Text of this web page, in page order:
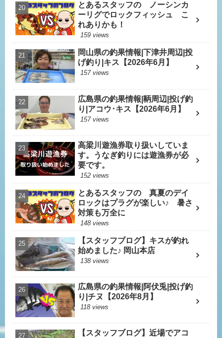
とあるスタッフの ノーシンカ
ーリグでロックフィッシュ こ
れありかも！
159 views
岡山県の釣果情報|下津井周辺|投
げ釣り|キス【2026年6月】
157 views
広島県の釣果情報|鞆周辺|投げ釣
り|アコウ･キス【2026年6月】
157 views
高梁川遊漁券取り扱いしていま
す。うなぎ釣りには遊漁券が必
要です。
152 views
とあるスタッフの 真夏のデイ
ロックはプラグが楽しい♪ 暑さ
対策も万全に
148 views
【スタッフブログ】キスが釣れ
始めました♪ 岡山本店
138 views
広島県の釣果情報|阿伏兎|投げ釣
り|チヌ【2026年8月】
118 views
【スタッフブログ】近場でアコ